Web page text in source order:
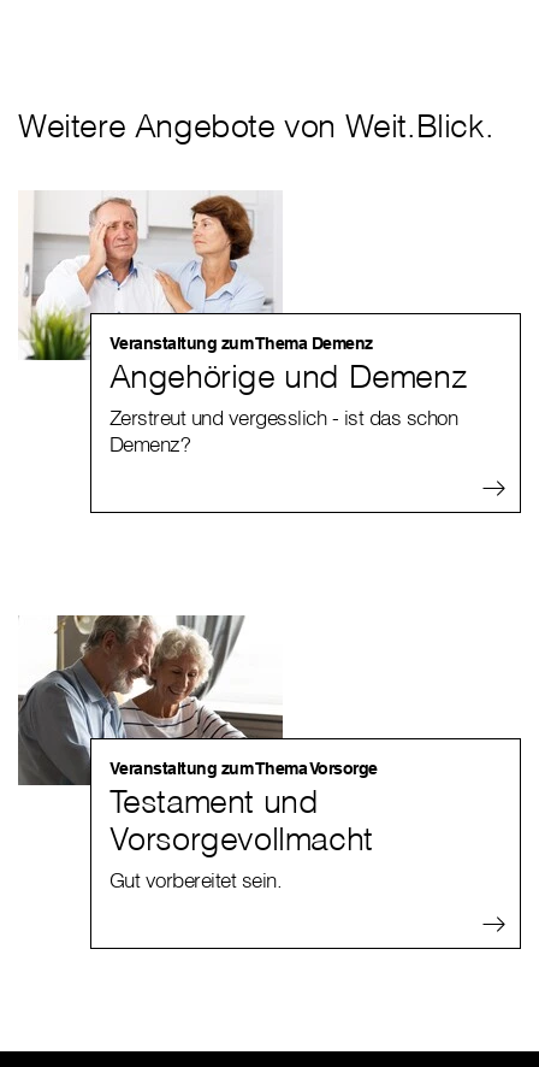
Weitere Angebote von Weit.Blick.
Veranstaltung zum Thema Demenz
Angehörige und Demenz
Zerstreut und vergesslich - ist das schon
Demenz?
Veranstaltung zum Thema Vorsorge
Testament und
Vorsorgevollmacht
Gut vorbereitet sein.